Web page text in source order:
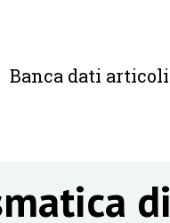
Banca dati articoli
di